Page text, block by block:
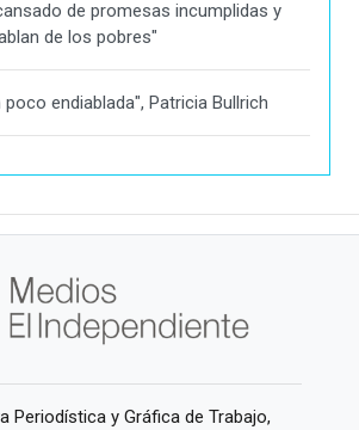
de promesas incumplidas y
de los pobres"
endiablada", Patricia Bullrich
Periodística y Gráfica de Trabajo,